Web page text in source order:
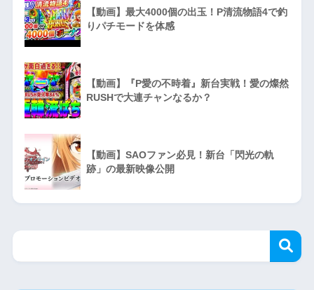
【動画】最大4000個の出玉！P清流物語4で釣
りパチモードを体感
【動画】『P愛の不時着』新台実戦！愛の燦然
RUSHで大連チャンなるか？
【動画】SAOファン必見！新台「閃光の軌
跡」の最新映像公開